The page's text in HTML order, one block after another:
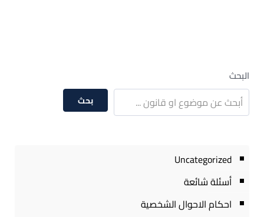
البحث
بحث
Uncategorized
أسئلة شائعة
احكام الاحوال الشخصية